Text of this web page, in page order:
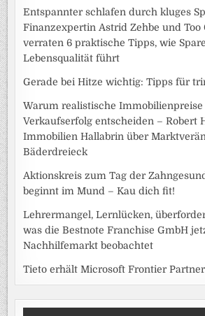
Entspannter schlafen durch kluges
Finanzexpertin Astrid Zehbe und Too
verraten 6 praktische Tipps, wie
Lebensqualität führt
Gerade bei Hitze wichtig: Tipps für
Warum realistische Immobilienpreise
Verkaufserfolg entscheiden – Robert
Immobilien Hallabrin über
Bäderdreieck
Aktionskreis zum Tag der
beginnt im Mund – Kau dich fit!
Lehrermangel, Lernlücken,
was die Bestnote Franchise GmbH
Nachhilfemarkt beobachtet
Tieto erhält Microsoft Frontier